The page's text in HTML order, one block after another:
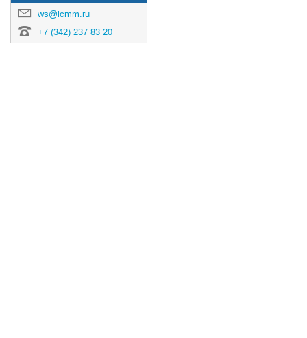
ws@icmm.ru
+7 (342) 237 83 20